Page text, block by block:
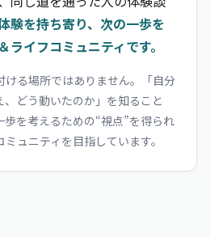
験を持ち寄り、次の一歩を
イフコミュニティです。
ける場所ではありません。「自分
、どう動いたのか」を知ること
を考えるための“視点”を得られ
ュニティを目指しています。